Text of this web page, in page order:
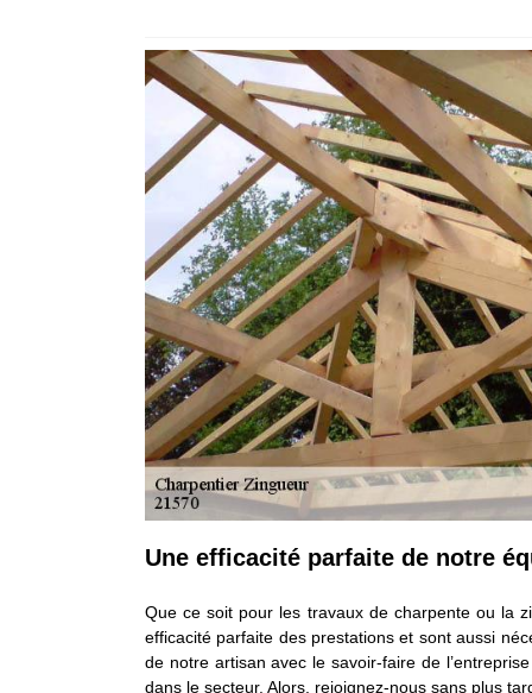
Une efficacité parfaite de notre
Que ce soit pour les travaux de charpente ou la
efficacité parfaite des prestations et sont aussi
de notre artisan avec le savoir-faire de
dans le secteur. Alors, rejoignez-nous sans plus